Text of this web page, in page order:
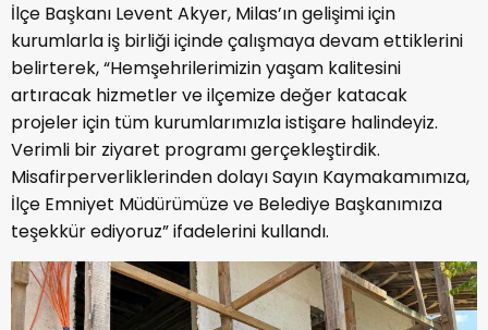
İlçe Başkanı Levent Akyer, Milas’ın gelişimi için
kurumlarla iş birliği içinde çalışmaya devam ettiklerini
belirterek, “Hemşehrilerimizin yaşam kalitesini
artıracak hizmetler ve ilçemize değer katacak
projeler için tüm kurumlarımızla istişare halindeyiz.
Verimli bir ziyaret programı gerçekleştirdik.
Misafirperverliklerinden dolayı Sayın Kaymakamımıza,
İlçe Emniyet Müdürümüze ve Belediye Başkanımıza
teşekkür ediyoruz” ifadelerini kullandı.